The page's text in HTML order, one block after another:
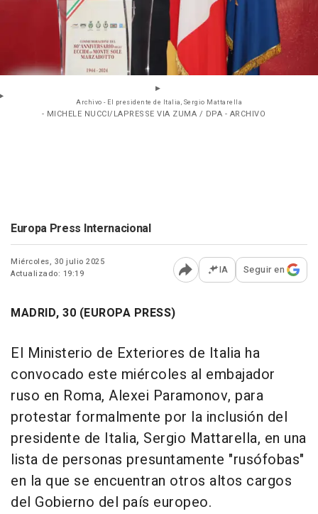
Archivo - El presidente de Italia, Sergio Mattarella
- MICHELE NUCCI/LAPRESSE VIA ZUMA / DPA - ARCHIVO
Europa Press Internacional
Miércoles, 30 julio 2025
Actualizado: 19:19
Abrir opciones para
IA Seguir en
MADRID, 30 (EUROPA PRESS)
El Ministerio de Exteriores de Italia ha
convocado este miércoles al embajador
ruso en Roma, Alexei Paramonov, para
protestar formalmente por la inclusión del
presidente de Italia, Sergio Mattarella, en una
lista de personas presuntamente "rusófobas"
en la que se encuentran otros altos cargos
del Gobierno del país europeo.